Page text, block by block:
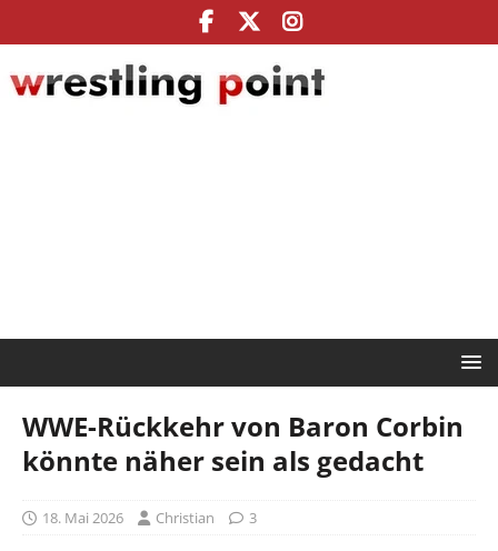
WWE-Rückkehr von Baron Corbin
könnte näher sein als gedacht
18. Mai 2026 Christian 3